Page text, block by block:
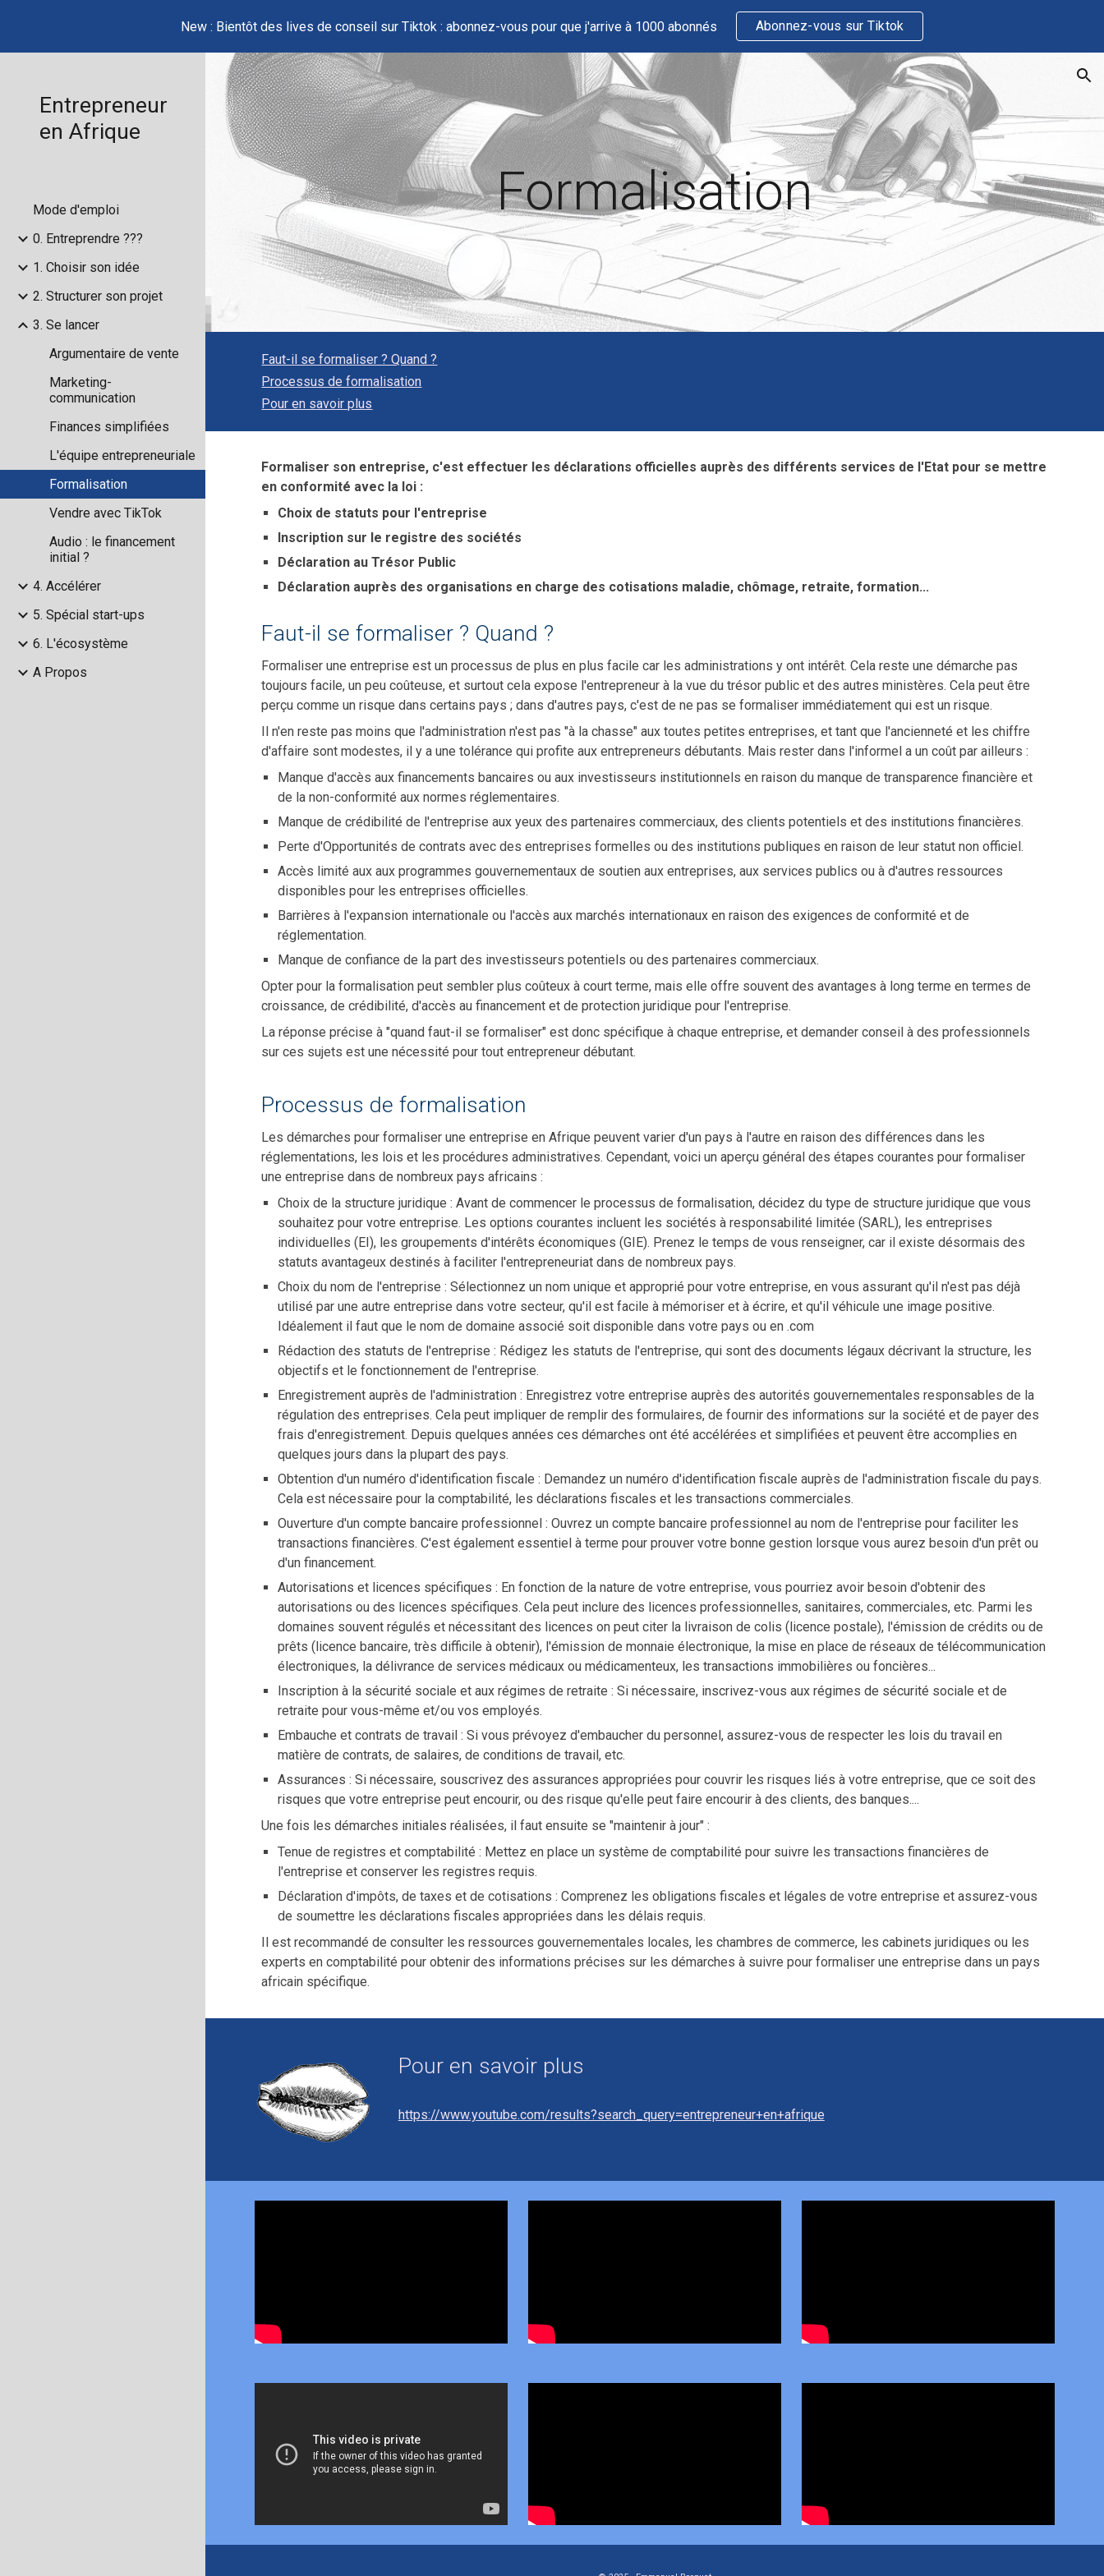
Skip to main content Skip to navigation
New : Bientôt des lives de conseil sur Tiktok : abonnez-vous pour que j'arrive à 1000 abonnés Abonnez-vous sur Tiktok
Entrepreneur
en Afrique
Mode d'emploi
0. Entreprendre ???
1. Choisir son idée
2. Structurer son projet
3. Se lancer
Argumentaire de vente
Marketing-
communication
Finances simplifiées
L'équipe entrepreneuriale
Formalisation
Vendre avec TikTok
Audio : le financement
initial ?
4. Accélérer
5. Spécial start-ups
6. L'écosystème
A Propos
Formalisation
Faut-il se formaliser ? Quand ?
Processus de formalisation
Pour en savoir plus
Formaliser son entreprise, c'est effectuer les déclarations officielles auprès des différents services de l'Etat pour se mettre
en conformité avec la loi :
Choix de statuts pour l'entreprise
Inscription sur le registre des sociétés
Déclaration au Trésor Public
Déclaration auprès des organisations en charge des cotisations maladie, chômage, retraite, formation...
Faut-il se formaliser ? Quand ?
Formaliser une entreprise est un processus de plus en plus facile car les administrations y ont intérêt. Cela reste une démarche pas
toujours facile, un peu coûteuse, et surtout cela expose l'entrepreneur à la vue du trésor public et des autres ministères. Cela peut être
perçu comme un risque dans certains pays ; dans d'autres pays, c'est de ne pas se formaliser immédiatement qui est un risque.
Il n'en reste pas moins que l'administration n'est pas "à la chasse" aux toutes petites entreprises, et tant que l'ancienneté et les chiffre
d'affaire sont modestes, il y a une tolérance qui profite aux entrepreneurs débutants. Mais rester dans l'informel a un coût par ailleurs :
Manque d'accès aux financements bancaires ou aux investisseurs institutionnels en raison du manque de transparence financière et
de la non-conformité aux normes réglementaires.
Manque de crédibilité de l'entreprise aux yeux des partenaires commerciaux, des clients potentiels et des institutions financières.
Perte d'Opportunités de contrats avec des entreprises formelles ou des institutions publiques en raison de leur statut non officiel.
Accès limité aux aux programmes gouvernementaux de soutien aux entreprises, aux services publics ou à d'autres ressources
disponibles pour les entreprises officielles.
Barrières à l'expansion internationale ou l'accès aux marchés internationaux en raison des exigences de conformité et de
réglementation.
Manque de confiance de la part des investisseurs potentiels ou des partenaires commerciaux.
Opter pour la formalisation peut sembler plus coûteux à court terme, mais elle offre souvent des avantages à long terme en termes de
croissance, de crédibilité, d'accès au financement et de protection juridique pour l'entreprise.
La réponse précise à "quand faut-il se formaliser" est donc spécifique à chaque entreprise, et demander conseil à des professionnels
sur ces sujets est une nécessité pour tout entrepreneur débutant.
Processus de formalisation
Les démarches pour formaliser une entreprise en Afrique peuvent varier d'un pays à l'autre en raison des différences dans les
réglementations, les lois et les procédures administratives. Cependant, voici un aperçu général des étapes courantes pour formaliser
une entreprise dans de nombreux pays africains :
Choix de la structure juridique : Avant de commencer le processus de formalisation, décidez du type de structure juridique que vous
souhaitez pour votre entreprise. Les options courantes incluent les sociétés à responsabilité limitée (SARL), les entreprises
individuelles (EI), les groupements d'intérêts économiques (GIE). Prenez le temps de vous renseigner, car il existe désormais des
statuts avantageux destinés à faciliter l'entrepreneuriat dans de nombreux pays.
Choix du nom de l'entreprise : Sélectionnez un nom unique et approprié pour votre entreprise, en vous assurant qu'il n'est pas déjà
utilisé par une autre entreprise dans votre secteur, qu'il est facile à mémoriser et à écrire, et qu'il véhicule une image positive.
Idéalement il faut que le nom de domaine associé soit disponible dans votre pays ou en .com
Rédaction des statuts de l'entreprise : Rédigez les statuts de l'entreprise, qui sont des documents légaux décrivant la structure, les
objectifs et le fonctionnement de l'entreprise.
Enregistrement auprès de l'administration : Enregistrez votre entreprise auprès des autorités gouvernementales responsables de la
régulation des entreprises. Cela peut impliquer de remplir des formulaires, de fournir des informations sur la société et de payer des
frais d'enregistrement. Depuis quelques années ces démarches ont été accélérées et simplifiées et peuvent être accomplies en
quelques jours dans la plupart des pays.
Obtention d'un numéro d'identification fiscale : Demandez un numéro d'identification fiscale auprès de l'administration fiscale du pays.
Cela est nécessaire pour la comptabilité, les déclarations fiscales et les transactions commerciales.
Ouverture d'un compte bancaire professionnel : Ouvrez un compte bancaire professionnel au nom de l'entreprise pour faciliter les
transactions financières. C'est également essentiel à terme pour prouver votre bonne gestion lorsque vous aurez besoin d'un prêt ou
d'un financement.
Autorisations et licences spécifiques : En fonction de la nature de votre entreprise, vous pourriez avoir besoin d'obtenir des
autorisations ou des licences spécifiques. Cela peut inclure des licences professionnelles, sanitaires, commerciales, etc. Parmi les
domaines souvent régulés et nécessitant des licences on peut citer la livraison de colis (licence postale), l'émission de crédits ou de
prêts (licence bancaire, très difficile à obtenir), l'émission de monnaie électronique, la mise en place de réseaux de télécommunication
électroniques, la délivrance de services médicaux ou médicamenteux, les transactions immobilières ou foncières...
Inscription à la sécurité sociale et aux régimes de retraite : Si nécessaire, inscrivez-vous aux régimes de sécurité sociale et de
retraite pour vous-même et/ou vos employés.
Embauche et contrats de travail : Si vous prévoyez d'embaucher du personnel, assurez-vous de respecter les lois du travail en
matière de contrats, de salaires, de conditions de travail, etc.
Assurances : Si nécessaire, souscrivez des assurances appropriées pour couvrir les risques liés à votre entreprise, que ce soit des
risques que votre entreprise peut encourir, ou des risque qu'elle peut faire encourir à des clients, des banques....
Une fois les démarches initiales réalisées, il faut ensuite se "maintenir à jour" :
Tenue de registres et comptabilité : Mettez en place un système de comptabilité pour suivre les transactions financières de
l'entreprise et conserver les registres requis.
Déclaration d'impôts, de taxes et de cotisations : Comprenez les obligations fiscales et légales de votre entreprise et assurez-vous
de soumettre les déclarations fiscales appropriées dans les délais requis.
Il est recommandé de consulter les ressources gouvernementales locales, les chambres de commerce, les cabinets juridiques ou les
experts en comptabilité pour obtenir des informations précises sur les démarches à suivre pour formaliser une entreprise dans un pays
africain spécifique.
Pour en savoir plus
https://www.youtube.com/results?search_query=entrepreneur+en+afrique